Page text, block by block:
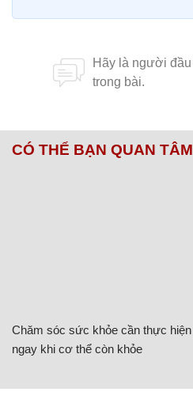
CÓ THỂ BẠN QUAN TÂM
Chăm sóc sức khỏe cần thực hiện
ngay khi cơ thể còn khỏe